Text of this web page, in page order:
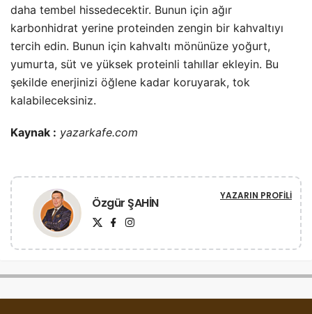
daha tembel hissedecektir. Bunun için ağır
karbonhidrat yerine proteinden zengin bir kahvaltıyı
tercih edin. Bunun için kahvaltı mönünüze yoğurt,
yumurta, süt ve yüksek proteinli tahıllar ekleyin. Bu
şekilde enerjinizi öğlene kadar koruyarak, tok
kalabileceksiniz.
Kaynak : yazarkafe.com
Özgür ŞAHİN YAZARIN PROFILI